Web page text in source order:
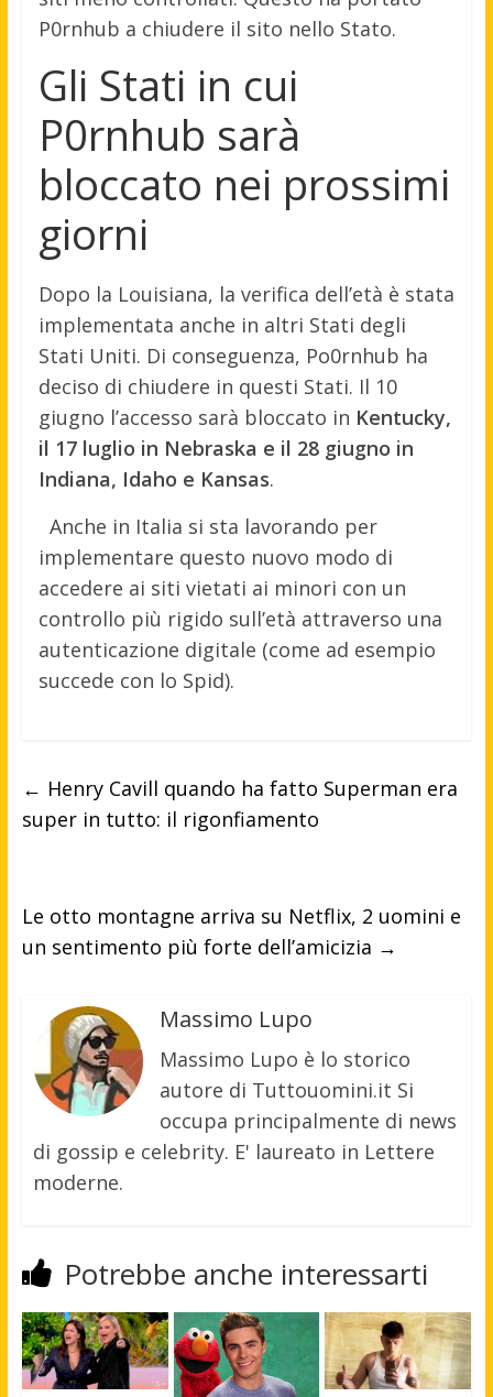
P0rnhub a chiudere il sito nello Stato.
Gli Stati in cui
P0rnhub sarà
bloccato nei prossimi
giorni
Dopo la Louisiana, la verifica dell’età è stata
implementata anche in altri Stati degli
Stati Uniti. Di conseguenza, Po0rnhub ha
deciso di chiudere in questi Stati. Il 10
giugno l’accesso sarà bloccato in Kentucky,
il 17 luglio in Nebraska e il 28 giugno in
Indiana, Idaho e Kansas.
Anche in Italia si sta lavorando per
implementare questo nuovo modo di
accedere ai siti vietati ai minori con un
controllo più rigido sull’età attraverso una
autenticazione digitale (come ad esempio
succede con lo Spid).
← Henry Cavill quando ha fatto Superman era
super in tutto: il rigonfiamento
Le otto montagne arriva su Netflix, 2 uomini e
un sentimento più forte dell’amicizia →
Massimo Lupo
Massimo Lupo è lo storico
autore di Tuttouomini.it Si
occupa principalmente di news
di gossip e celebrity. E' laureato in Lettere
moderne.
Potrebbe anche interessarti